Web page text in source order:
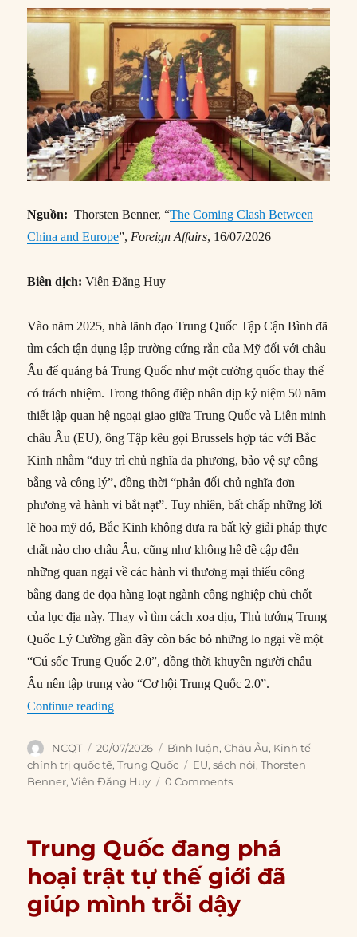
Nguồn: Thorsten Benner, “The Coming Clash Between
China and Europe”, Foreign Affairs, 16/07/2026
Biên dịch:Viên Đăng Huy
Vào năm 2025, nhà lãnh đạo Trung Quốc Tập Cận Bình đã
tìm cách tận dụng lập trường cứng rắn của Mỹ đối với châu
Âu để quảng bá Trung Quốc như một cường quốc thay thế
có trách nhiệm. Trong thông điệp nhân dịp kỷ niệm 50 năm
thiết lập quan hệ ngoại giao giữa Trung Quốc và Liên minh
châu Âu (EU), ông Tập kêu gọi Brussels hợp tác với Bắc
Kinh nhằm “duy trì chủ nghĩa đa phương, bảo vệ sự công
bằng và công lý”, đồng thời “phản đối chủ nghĩa đơn
phương và hành vi bắt nạt”. Tuy nhiên, bất chấp những lời
lẽ hoa mỹ đó, Bắc Kinh không đưa ra bất kỳ giải pháp thực
chất nào cho châu Âu, cũng như không hề đề cập đến
những quan ngại về các hành vi thương mại thiếu công
bằng đang đe dọa hàng loạt ngành công nghiệp chủ chốt
của lục địa này. Thay vì tìm cách xoa dịu, Thủ tướng Trung
Quốc Lý Cường gần đây còn bác bỏ những lo ngại về một
“Cú sốc Trung Quốc 2.0”, đồng thời khuyên người châu
Âu nên tập trung vào “Cơ hội Trung Quốc 2.0”.
Continue reading“Cuộc đối đầu sắp tới giữa Trung Quốc và
Author
NCQT
Posted
on
20/07/2026 Categories
Bình luận,Châu Âu, Kinh tế
chính trị quốc tế,Trung Quốc Tags
EU,sách nói,Thorsten
Benner,Viên Đăng Huy 0 Comments
Trung Quốc đang phá
hoại trật tự thế giới đã
giúp mình trỗi dậy